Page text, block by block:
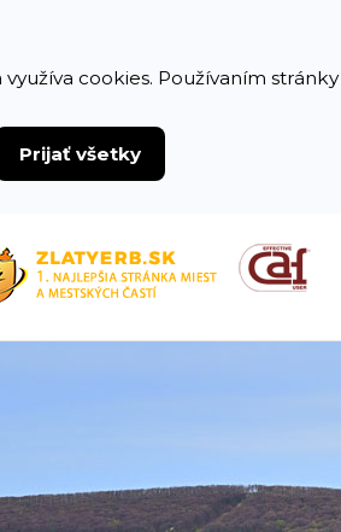
cookies. Používaním
Prijať všetky